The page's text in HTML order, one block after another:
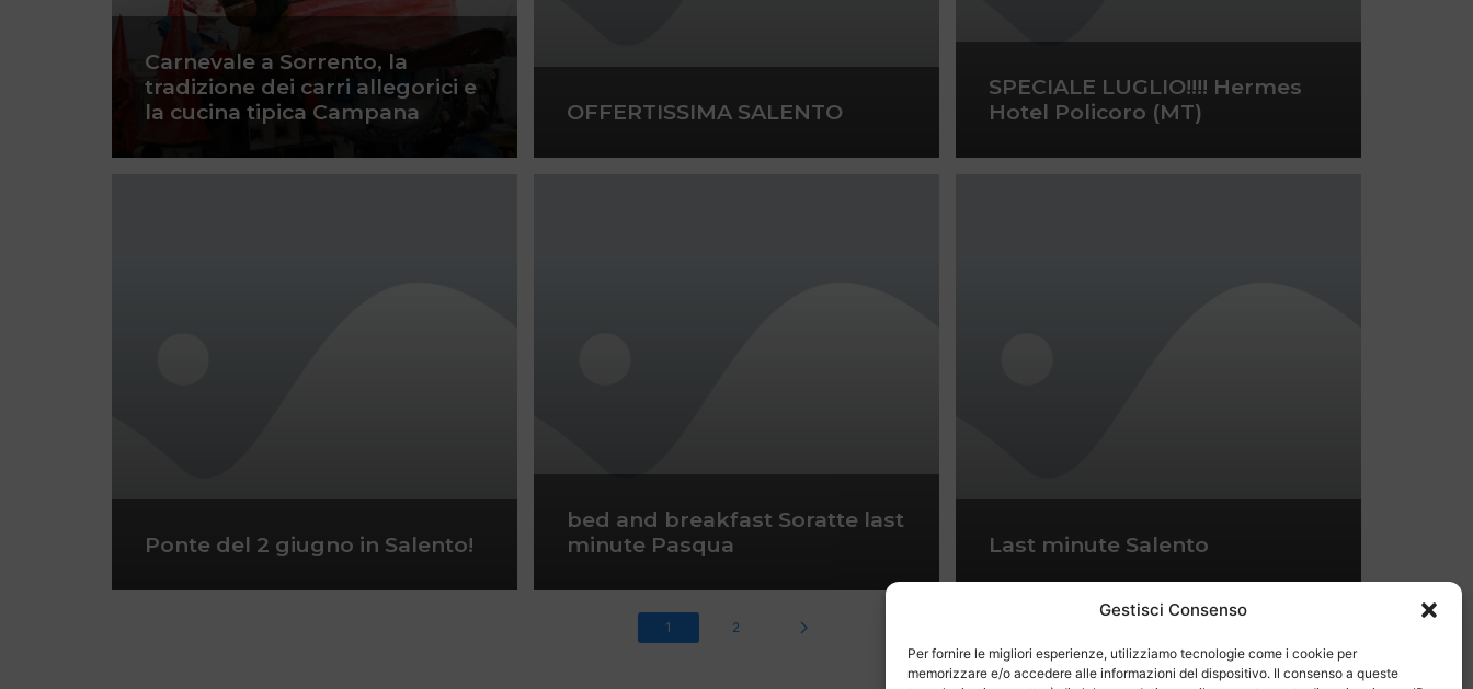
Gestisci Consenso
Per fornire le migliori esperienze, utilizziamo tecnologie come i cookie per
memorizzare e/o accedere alle informazioni del dispositivo. Il consenso a queste
Carnevale a Sorrento, la
tradizione dei carri allegorici e
la cucina tipica Campana
OFFERTISSIMA SALENTO
SPECIALE LUGLIO!!!! Hermes
Hotel Policoro (MT)
Ponte del 2 giugno in Salento!
bed and breakfast Soratte last
minute Pasqua
Last minute Salento
1 2